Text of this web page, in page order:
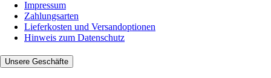
Impressum
Zahlungsarten
Lieferkosten und Versandoptionen
Hinweis zum Datenschutz
Unsere Geschäfte